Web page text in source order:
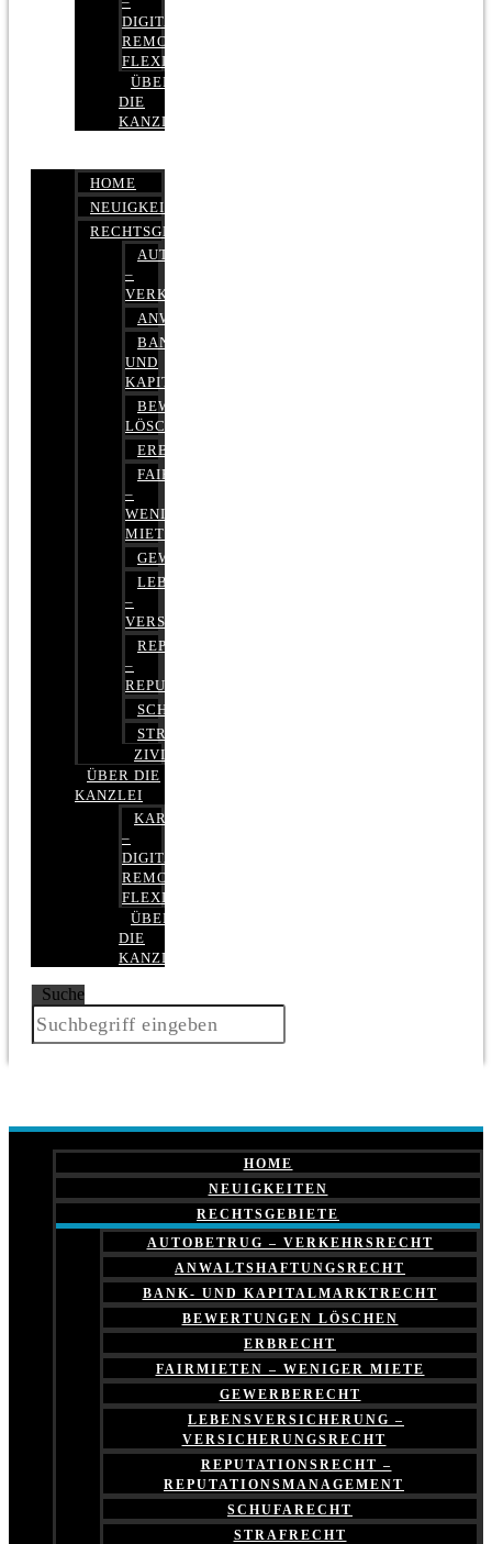
DIGITAL,
REMOTE,
FLEXIBEL
ÜBER
DIE
KANZLEI
HOME
NEUIGKEITEN
RECHTSGEBIETE
AUTOBETRUG
–
VERKEHRSRECHT
ANWALTSHAFTUNGSRECHT
BANK-
UND
KAPITALMARKTRECHT
BEWERTUNGEN
LÖSCHEN
ERBRECHT
FAIRMIETEN
–
WENIGER
MIETE
GEWERBERECHT
LEBENSVERSICHERUNG
–
VERSICHERUNGSRECHT
REPUTATIONSRECHT
–
REPUTATIONSMANAGEMENT
SCHUFARECHT
STRAFRECHT
ZIVILRECHT
ÜBER DIE
KANZLEI
KARRIERE
–
DIGITAL,
REMOTE,
FLEXIBEL
ÜBER
DIE
KANZLEI
Suche
HOME
NEUIGKEITEN
RECHTSGEBIETE
AUTOBETRUG – VERKEHRSRECHT
ANWALTSHAFTUNGSRECHT
BANK- UND KAPITALMARKTRECHT
BEWERTUNGEN LÖSCHEN
ERBRECHT
FAIRMIETEN – WENIGER MIETE
GEWERBERECHT
LEBENSVERSICHERUNG –
VERSICHERUNGSRECHT
REPUTATIONSRECHT –
REPUTATIONSMANAGEMENT
SCHUFARECHT
STRAFRECHT